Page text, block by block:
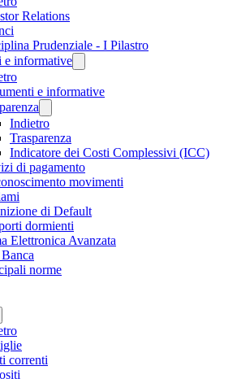
Relations
Prudenziale - I Pilastro
e informative
e informative
Indietro
Trasparenza
Indicatore dei Costi Complessivi (ICC)
di pagamento
movimenti
di Default
dormienti
Elettronica Avanzata
norme
correnti